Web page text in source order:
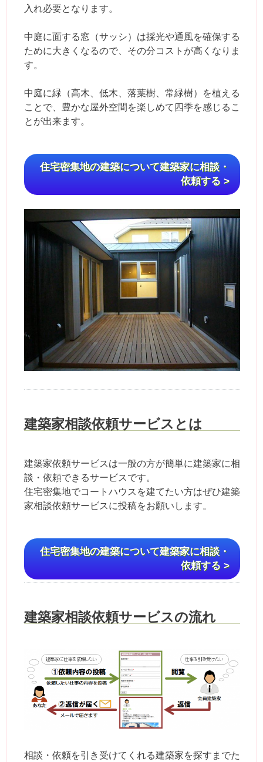
入れ必要となります。
中庭に面する窓（サッシ）は採光や通風を確保する
ために大きくなるので、その分コストが高くなりま
す。
中庭に緑（高木、低木、落葉樹、常緑樹）を植える
ことで、豊かな屋外空間を楽しめて四季を感じるこ
とが出来ます。
住宅密集地の建築について建築家に相談・
依頼する >
建築家相談依頼サービスとは
建築家依頼サービスは一般の方が簡単に建築家に相
談・依頼できるサービスです。
住宅密集地でコートハウスを建てたい方はぜひ建築
家相談依頼サービスに投稿をお願いします。
住宅密集地の建築について建築家に相談・
依頼する >
建築家相談依頼サービスの流れ
相談・依頼を引き受けてくれる建築家を探すまでた